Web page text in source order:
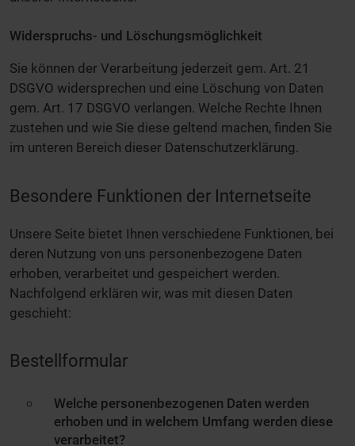
Widerspruchs- und Löschungsmöglichkeit
Sie können der Verarbeitung jederzeit gem. Art. 21
DSGVO widersprechen und eine Löschung von Daten
gem. Art. 17 DSGVO verlangen. Welche Rechte Ihnen
zustehen und wie Sie diese geltend machen, finden Sie
im unteren Bereich dieser Datenschutzerklärung.
Besondere Funktionen der Internetseite
Unsere Seite bietet Ihnen verschiedene Funktionen, bei
deren Nutzung von uns personenbezogene Daten
erhoben, verarbeitet und gespeichert werden.
Nachfolgend erklären wir, was mit diesen Daten
geschieht:
Bestellformular
Welche personenbezogenen Daten werden
erhoben und in welchem Umfang werden diese
verarbeitet?